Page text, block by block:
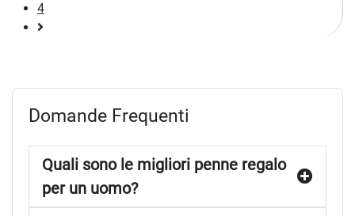
4
Domande Frequenti
Quali sono le migliori penne regalo
per un uomo?